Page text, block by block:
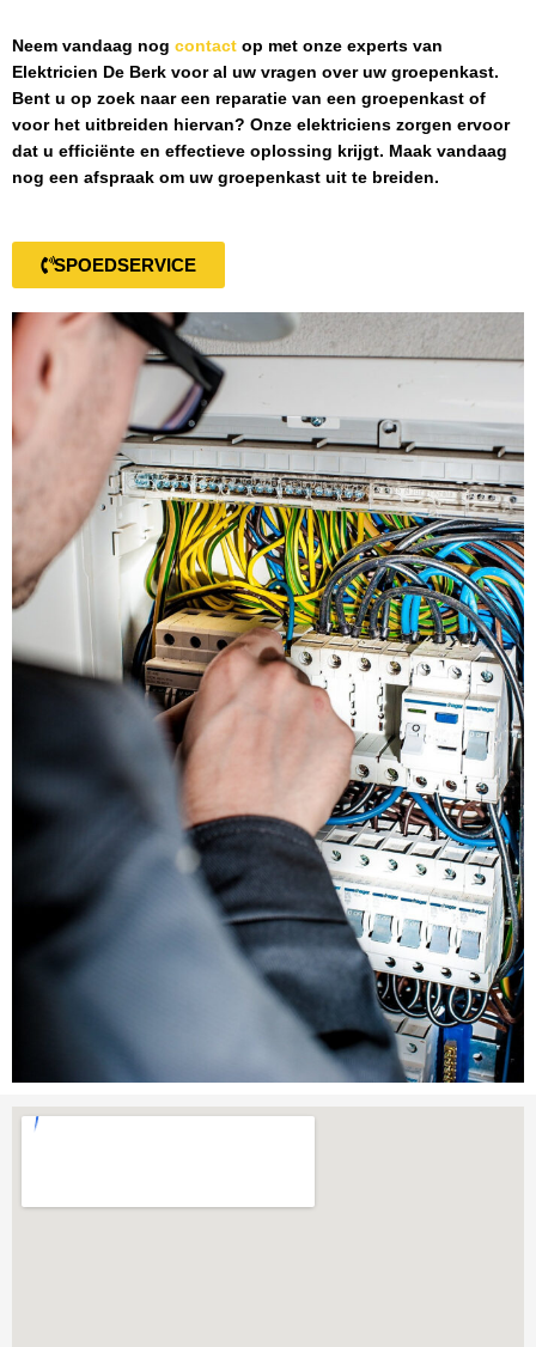
Neem vandaag nog contact op met onze experts van
Elektricien De Berk voor al uw vragen over uw groepenkast.
Bent u op zoek naar een reparatie van een groepenkast of
voor het uitbreiden hiervan? Onze elektriciens zorgen ervoor
dat u efficiënte en effectieve oplossing krijgt. Maak vandaag
nog een afspraak om uw groepenkast uit te breiden.
SPOEDSERVICE